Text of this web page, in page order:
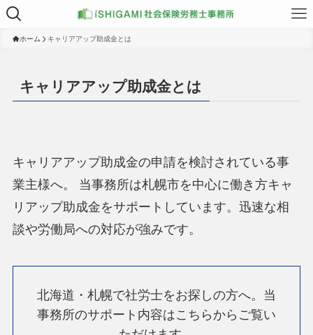
ホーム キャリアアップ助成金とは
キャリアアップ助成金とは
キャリアアップ助成金の申請を検討されている事
業主様へ。 当事務所は札幌市を中心に働き方キャ
リアップ助成金をサポートしています。迅速な相
談や労働局への対応が強みです。
北海道・札幌で社労士をお探しの方へ。当
事務所のサポート内容はこちらからご覧い